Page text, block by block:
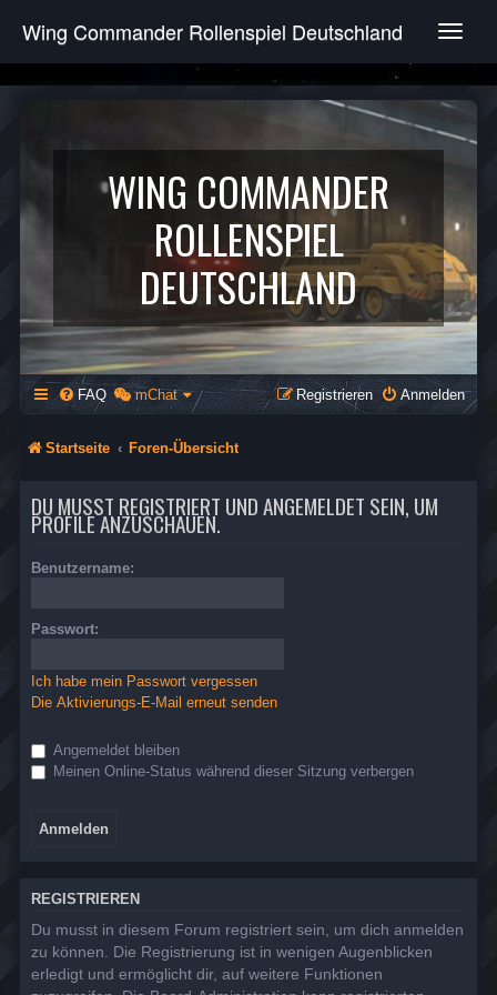
T
g
e
v
g
a
t
i
o
n
Wing Commander Rollenspiel Deutschland
WING COMMANDER
ROLLENSPIEL
DEUTSCHLAND
FAQ mChat Anmelden
Registrieren
Startseite Foren-Übersicht
DU MUSST REGISTRIERT UND ANGEMELDET SEIN, UM
PROFILE ANZUSCHAUEN.
Benutzername:
Passwort:
Ich habe mein Passwort vergessen
Die Aktivierungs-E-Mail erneut senden
Angemeldet bleiben
Meinen Online-Status während dieser Sitzung verbergen
REGISTRIEREN
Du musst in diesem Forum registriert sein, um dich anmelden
zu können. Die Registrierung ist in wenigen Augenblicken
erledigt und ermöglicht dir, auf weitere Funktionen